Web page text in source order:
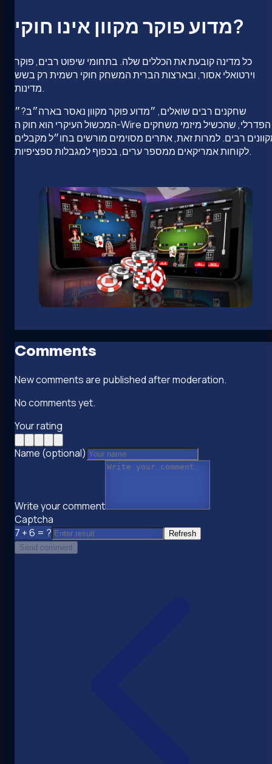
מדוע פוקר מקוון אינו חוקי?
כל מדינה קובעת את הכללים שלה. בתחומי שיפוט רבים, פוקר
וירטואלי אסור, ובארצות הברית המשחק חוקי רשמית רק בשש
מדינות.
שחקנים רבים שואלים, ״מדוע פוקר מקוון נאסר בארה״ב?״
המכשול העיקרי הוא חוק ה-Wire הפדרלי, שהכשיל מיזמי משחקים
רבים. למרות זאת, אתרים מסוימים מורשים בחו״ל מקבלים
לקוחות אמריקאים ממספר ערים, בכפוף למגבלות ספציפיות.
Comments
New comments are published after moderation.
No comments yet.
Your rating
Name (optional)
Write your comment
Captcha
7 + 6 = ?
Refresh
Send comment